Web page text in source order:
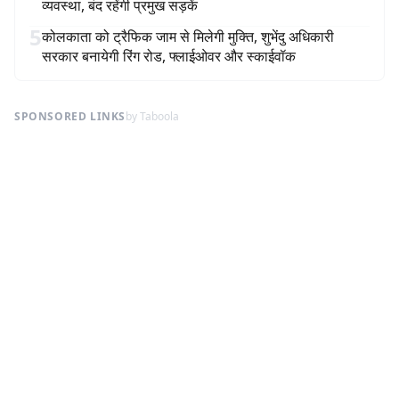
व्यवस्था, बंद रहेंगी प्रमुख सड़कें
5कोलकाता को ट्रैफिक जाम से मिलेगी मुक्ति, शुभेंदु अधिकारी
सरकार बनायेगी रिंग रोड, फ्लाईओवर और स्काईवॉक
SPONSORED LINKSby Taboola